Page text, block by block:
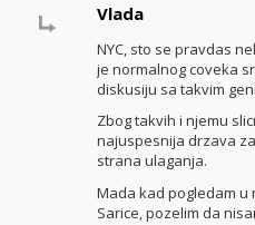
Vlada
NYC, sto se pravdas
je normalnog coveka
diskusiju sa takvim
Zbog takvih i njemu
najuspesnija drzava
strana ulaganja.
Mada kad pogledam u
Sarice, pozelim da